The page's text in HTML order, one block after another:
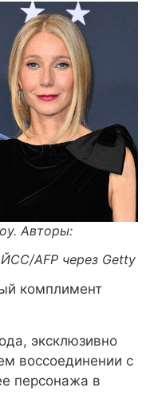
Авторы:
AFP через Getty
комплимент
эксклюзивно
воссоединении с
персонажа в